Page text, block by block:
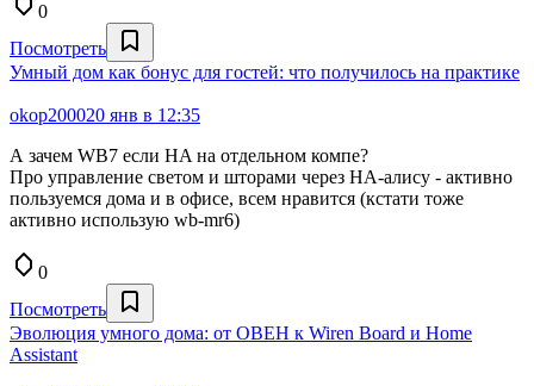
0
Посмотреть
Умный дом как бонус для гостей: что получилось на практике
okop200020 янв в 12:35
А зачем WB7 если HA на отдельном компе?
Про управление светом и шторами через НА-алису - активно
пользуемся дома и в офисе, всем нравится (кстати тоже
активно использую wb-mr6)
0
Посмотреть
Эволюция умного дома: от ОВЕН к Wiren Board и Home
Assistant